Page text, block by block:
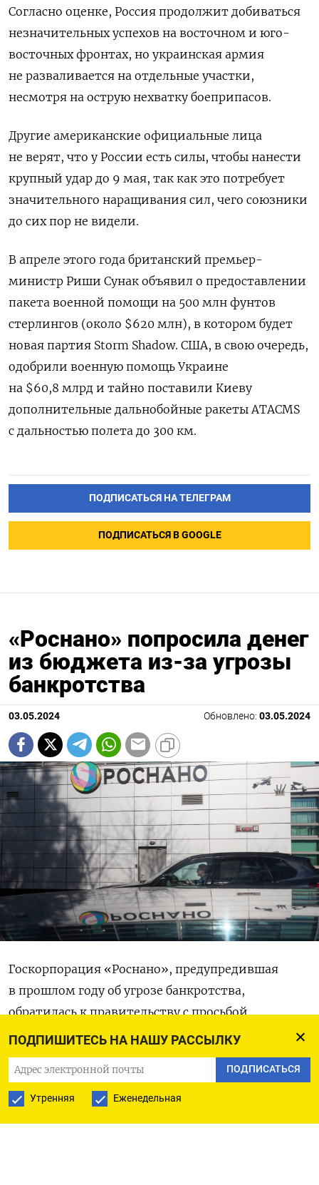
ПОДПИШИТЕСЬ НА НАШУ РАССЫЛКУ
ПОДПИСАТЬСЯ
Утренняя Еженедельная
Согласно оценке, Россия продолжит добиваться
незначительных успехов на восточном и юго-
восточных фронтах, но украинская армия
не разваливается на отдельные участки,
несмотря на острую нехватку боеприпасов.
Другие американские официальные лица
не верят, что у России есть силы, чтобы нанести
крупный удар до 9 мая, так как это потребует
значительного наращивания сил, чего союзники
до сих пор не видели.
В апреле этого года британский премьер-
министр Риши Сунак объявил о предоставлении
пакета военной помощи на 500 млн фунтов
стерлингов (около $620 млн), в котором будет
новая партия Storm Shadow. США, в свою очередь,
одобрили военную помощь Украине
на $60,8 млрд и тайно поставили Киеву
дополнительные дальнобойные ракеты ATACMS
с дальностью полета до 300 км.
ПОДПИСАТЬСЯ НА ТЕЛЕГРАМ
ПОДПИСАТЬСЯ В GOOGLE
«Роснано» попросила денег
из бюджета из-за угрозы
банкротства
03.05.2024 Обновлено: 03.05.2024
Госкорпорация «Роснано», предупредившая
в прошлом году об угрозе банкротства,
обратилась к правительству с просьбой
о финансовой помощи.
Каксообщает «Интерфакс»
со ссылкой
на бухгалтерскую отчетность компании, деньги